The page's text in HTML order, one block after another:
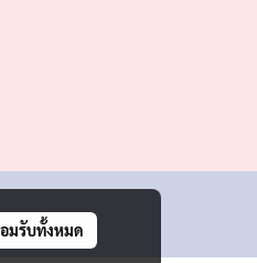
มรับทั้งหมด